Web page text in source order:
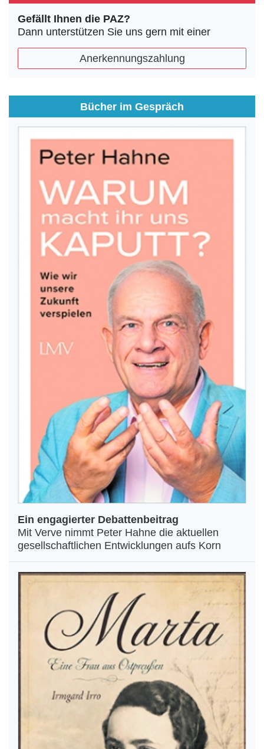
Gefällt Ihnen die PAZ?
Dann unterstützen Sie uns gern mit einer
Anerkennungszahlung
Bücher im Gespräch
Ein engagierter Debattenbeitrag
Mit Verve nimmt Peter Hahne die aktuellen
gesellschaftlichen Entwicklungen aufs Korn